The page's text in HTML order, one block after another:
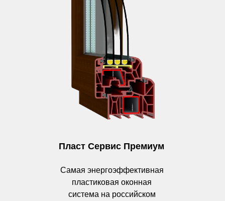
Пласт Сервис Премиум
Самая энергоэффективная
пластиковая оконная
система на российском